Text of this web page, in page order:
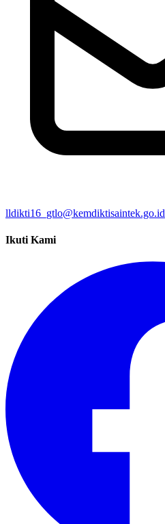
lldikti16_gtlo@kemdiktisaintek.go.id
Ikuti Kami